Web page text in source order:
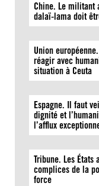
Chine. Le militant
dalaï-lama doit
Union
réagir avec
situation à Ceuta
Espagne. Il faut
dignité et
l’afflux
Tribune. Les
complices de la
force